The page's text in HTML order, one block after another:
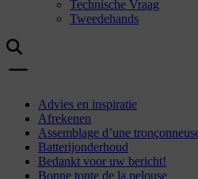
Technische Vraag
Tweedehands
Advies en inspiratie
Afrekenen
Assemblage d’une
Batterijonderhoud
Bedankt voor uw bericht!
Bonne tonte de la pelouse